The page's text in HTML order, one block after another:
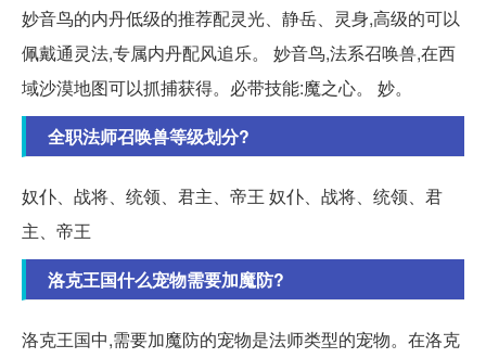
妙音鸟的内丹低级的推荐配灵光、静岳、灵身,高级的可以
佩戴通灵法,专属内丹配风追乐。 妙音鸟,法系召唤兽,在西
域沙漠地图可以抓捕获得。必带技能:魔之心。 妙。
全职法师召唤兽等级划分?
奴仆、战将、统领、君主、帝王 奴仆、战将、统领、君
主、帝王
洛克王国什么宠物需要加魔防?
洛克王国中,需要加魔防的宠物是法师类型的宠物。在洛克